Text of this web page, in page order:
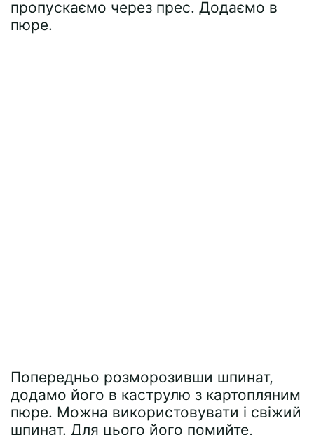
пропускаємо через прес. Додаємо в
пюре.
Попередньо розморозивши шпинат,
додамо його в каструлю з картопляним
пюре. Можна використовувати і свіжий
шпинат. Для цього його помийте,